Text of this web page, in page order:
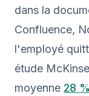
dans la
Confluence,
l'employé
étude
moyenne 28